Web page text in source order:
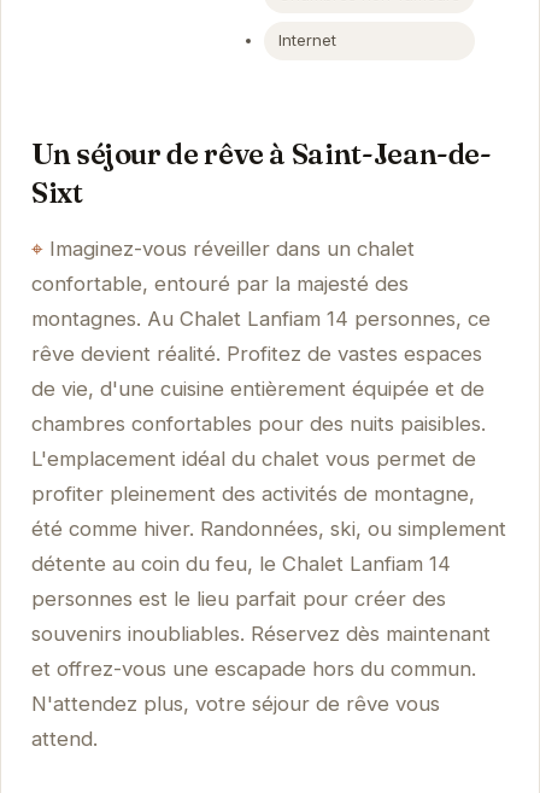
Internet
Un séjour de rêve à Saint-Jean-de-
Sixt
Imaginez-vous réveiller dans un chalet
confortable, entouré par la majesté des
montagnes. Au Chalet Lanfiam 14 personnes, ce
rêve devient réalité. Profitez de vastes espaces
de vie, d'une cuisine entièrement équipée et de
chambres confortables pour des nuits paisibles.
L'emplacement idéal du chalet vous permet de
profiter pleinement des activités de montagne,
été comme hiver. Randonnées, ski, ou simplement
détente au coin du feu, le Chalet Lanfiam 14
personnes est le lieu parfait pour créer des
souvenirs inoubliables. Réservez dès maintenant
et offrez-vous une escapade hors du commun.
N'attendez plus, votre séjour de rêve vous
attend.